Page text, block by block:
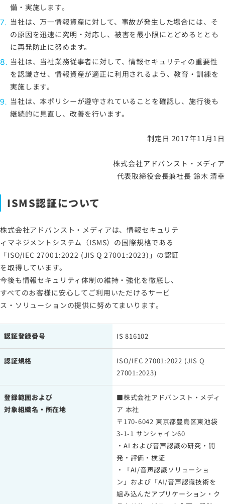
備・実施します。
当社は、万一情報資産に対して、事故が発生した場合には、そ
の原因を迅速に究明・対応し、被害を最小限にとどめるととも
に再発防止に努めます。
当社は、当社業務従事者に対して、情報セキュリティの重要性
を認識させ、情報資産が適正に利用されるよう、教育・訓練を
実施します。
当社は、本ポリシーが遵守されていることを確認し、施行後も
継続的に見直し、改善を行います。
制定日 2017年11月1日
株式会社アドバンスト・メディア
代表取締役会長兼社長 鈴木 清幸
ISMS認証について
株式会社アドバンスト・メディアは、情報セキュリテ
ィマネジメントシステム（ISMS）の国際規格である
「ISO/IEC 27001:2022 (JIS Q 27001:2023)」の認証
を取得しています。
今後も情報セキュリティ体制の維持・強化を徹底し、
すべてのお客様に安心してご利用いただけるサービ
ス・ソリューションの提供に努めてまいります。
認証登録番号 IS 816102
認証規格
ISO/IEC 27001:2022 (JIS Q
27001:2023)
登録範囲および
対象組織名・所在地
■株式会社アドバンスト・メディ
ア 本社
〒170-6042 東京都豊島区東池袋
3-1-1 サンシャイン60
・AI および音声認識の研究・開
発・評価・検証
・「AI/音声認識ソリューショ
ン」および「AI/音声認識技術を
組み込んだアプリケーション・ク